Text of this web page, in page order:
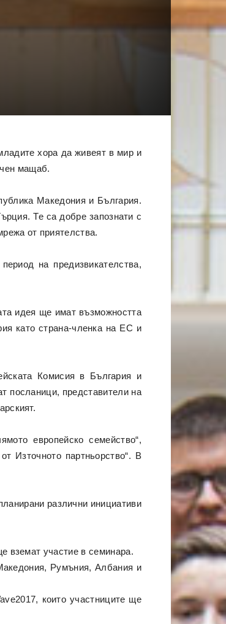
хора да живеят в мир и
мащаб.
Македония и България.
Те са добре запознати с
от приятелства.
на предизвикателства,
идея ще имат възможността
като страна-членка на ЕС и
Комисия в България и
посланици, представители на
европейско семейство“,
Източното партньорство“. В
различни инициативи
вземат участие в семинара.
Румъния, Албания и
които участниците ще